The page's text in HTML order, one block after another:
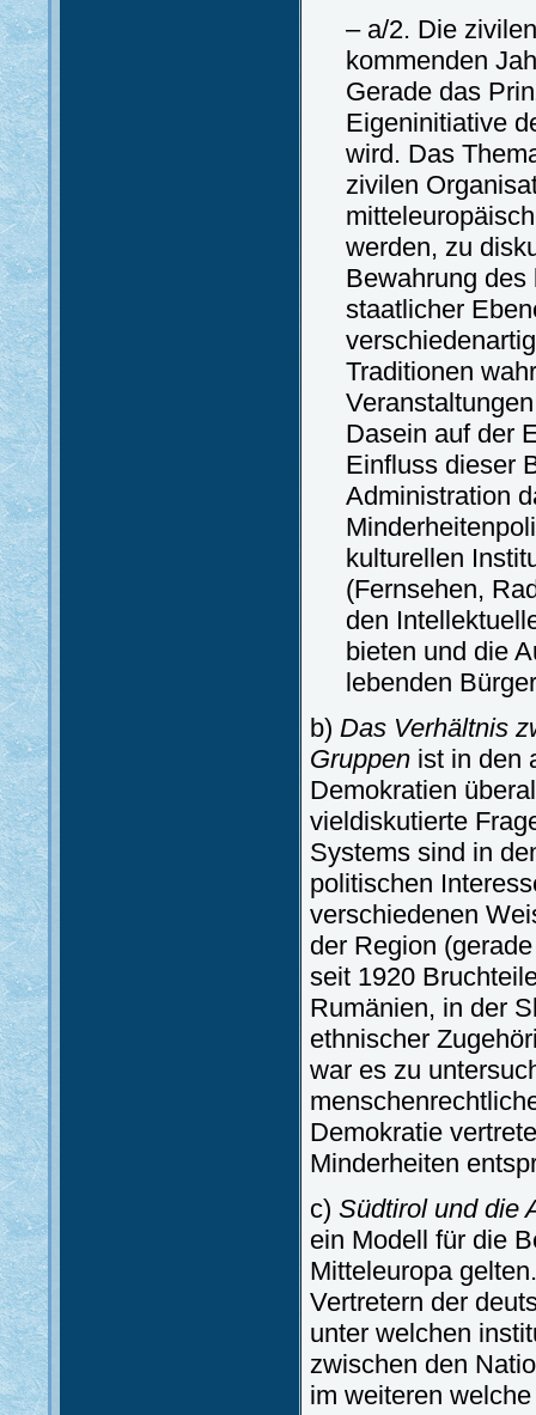
– a/2. Die
kommenden
Gerade das
Eigeninitiative
wird. Das
zivilen
werden, zu
Bewahrung
staatlicher
Traditionen
Dasein auf der
Einfluss dieser
Administration
kulturellen
(Fernsehen,
den
bieten und die
lebenden
b) Das Verhältnis
Gruppen ist in den
Demokratien
vieldiskutierte
Systems sind in
politischen
verschiedenen
der Region
seit 1920
Rumänien, in der
ethnischer
war es zu
Demokratie
Minderheiten
c) Südtirol und die
ein Modell für die
Mitteleuropa
Vertretern der
unter welchen
zwischen den
im weiteren